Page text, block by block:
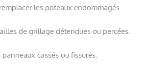
les poteaux endommagés.
de grillage détendues ou percées.
cassés ou fissurés.